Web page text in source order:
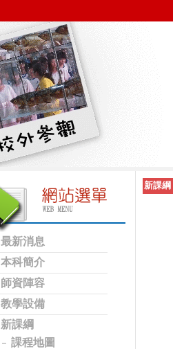
最新消息
本科簡介
師資陣容
教學設備
新課綱
課程地圖
新課綱